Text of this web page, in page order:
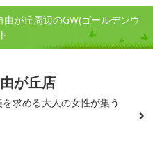
が丘周辺のGW(ゴールデンウ
が丘店
求める大人の女性が集う